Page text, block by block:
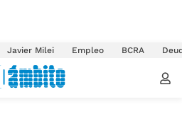
Javier Milei Empleo BCRA